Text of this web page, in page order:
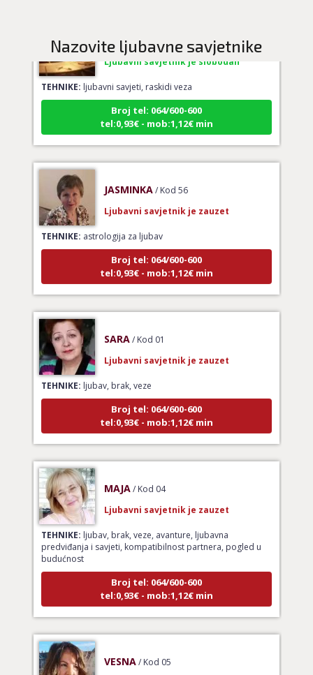
Nazovite ljubavne savjetnike
Ljubavni savjetnik je slobodan
TEHNIKE:ljubavni savjeti, raskidi veza
Broj tel: 064/600-600
tel:0,93€ - mob:1,12€ min
Ljubavni savjetnik je zauzet
TEHNIKE:astrologija za ljubav
Broj tel: 064/600-600
tel:0,93€ - mob:1,12€ min
Ljubavni savjetnik je zauzet
TEHNIKE: ljubav, brak, veze
Broj tel: 064/600-600
tel:0,93€ - mob:1,12€ min
Ljubavni savjetnik je zauzet
TEHNIKE:ljubav, brak, veze, avanture, ljubavna
predviđanja i savjeti, kompatibilnost partnera, pogled u
budućnost
tel:0,93€ - mob:1,12€ min
Ljubavni savjetnik je slobodan